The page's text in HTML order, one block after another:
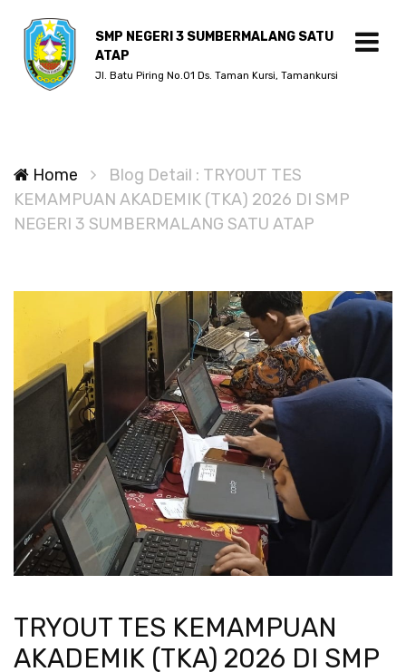
SMP NEGERI 3 SUMBERMALANG SATU
ATAP
Jl. Batu Piring No.01 Ds. Taman Kursi, Tamankursi
Home
Blog Detail : TRYOUT TES
KEMAMPUAN AKADEMIK (TKA) 2026 DI SMP
NEGERI 3 SUMBERMALANG SATU ATAP
TRYOUT TES KEMAMPUAN
AKADEMIK (TKA) 2026 DI SMP